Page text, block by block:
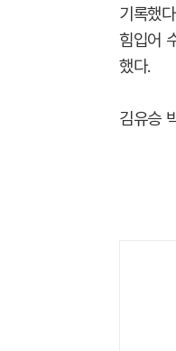
기록했
힘입어
했다.
김유승